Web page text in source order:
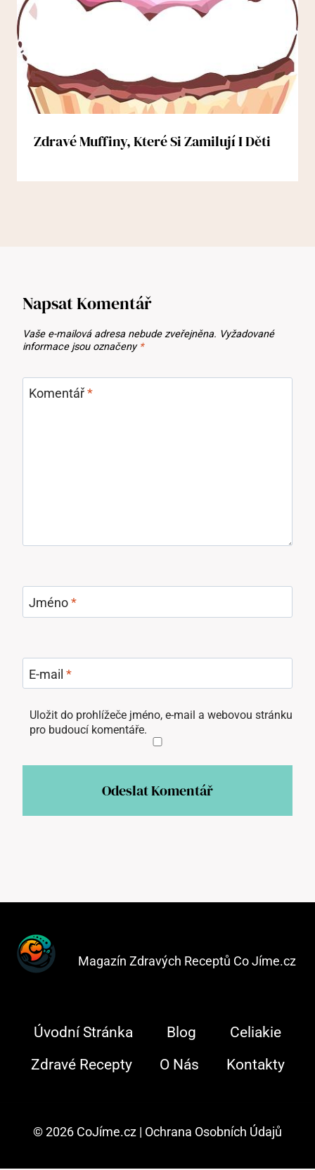
Zdravé Muffiny, Které Si Zamilují I Děti
Napsat Komentář
Vaše e-mailová adresa nebude zveřejněna. Vyžadované
informace jsou označeny *
Komentář*
Jméno*
E-mail *
Uložit do prohlížeče jméno, e-mail a webovou stránku
pro budoucí komentáře.
Magazín Zdravých Receptů Co Jíme.cz
Úvodní Stránka Blog
Celiakie
Zdravé Recepty
O Nás Kontakty
© 2026 CoJíme.cz | Ochrana Osobních Údajů